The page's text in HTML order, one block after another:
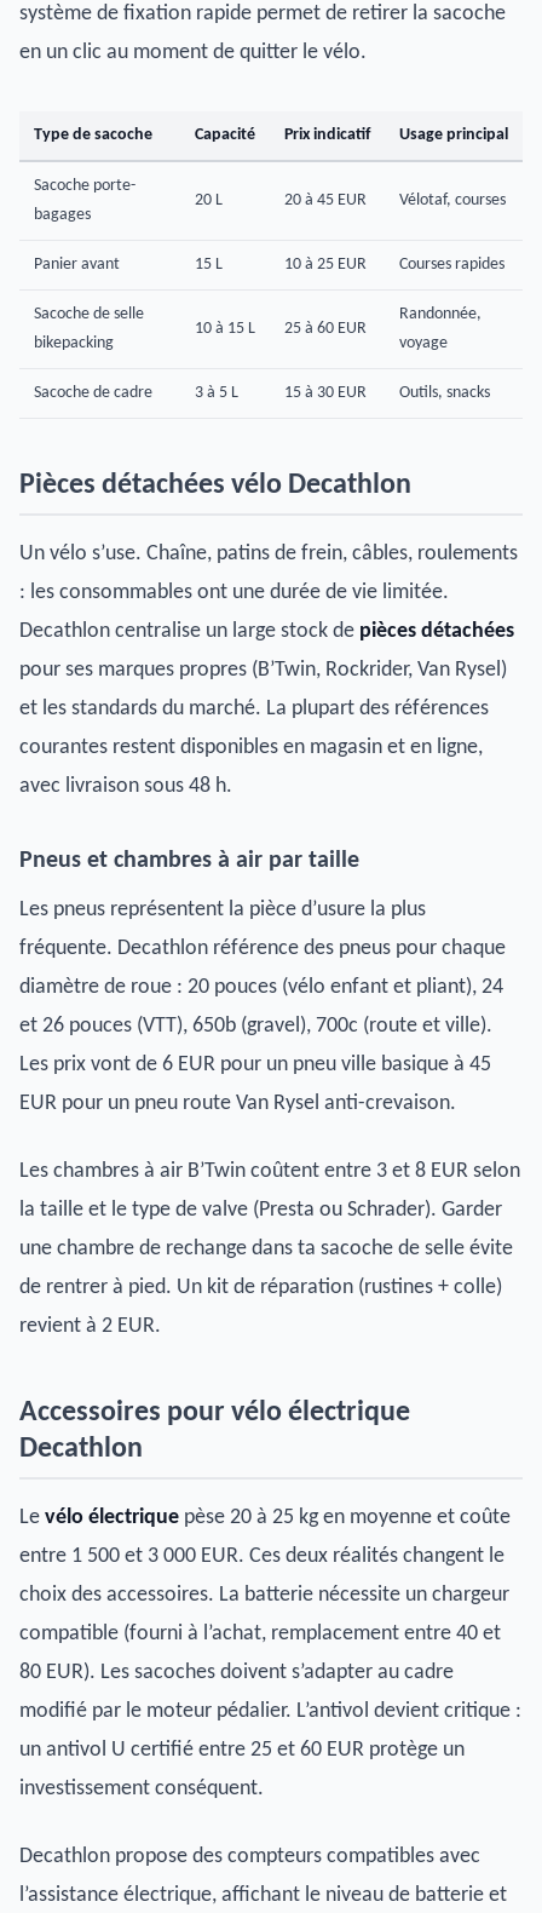
système de fixation rapide permet de retirer la sacoche
en un clic au moment de quitter le vélo.
Type de sacoche Capacité Prix indicatif Usage principal
Sacoche porte-
bagages
20 L 20 à 45 EUR Vélotaf, courses
Panier avant 15 L 10 à 25 EUR Courses rapides
Sacoche de selle
bikepacking
10 à 15 L 25 à 60 EUR
Randonnée,
voyage
Sacoche de cadre 3 à 5 L 15 à 30 EUR Outils, snacks
Pièces détachées vélo Decathlon
Un vélo s’use. Chaîne, patins de frein, câbles, roulements
: les consommables ont une durée de vie limitée.
Decathlon centralise un large stock de pièces détachées
pour ses marques propres (B’Twin, Rockrider, Van Rysel)
et les standards du marché. La plupart des références
courantes restent disponibles en magasin et en ligne,
avec livraison sous 48 h.
Pneus et chambres à air par taille
Les pneus représentent la pièce d’usure la plus
fréquente. Decathlon référence des pneus pour chaque
diamètre de roue : 20 pouces (vélo enfant et pliant), 24
et 26 pouces (VTT), 650b (gravel), 700c (route et ville).
Les prix vont de 6 EUR pour un pneu ville basique à 45
EUR pour un pneu route Van Rysel anti-crevaison.
Les chambres à air B’Twin coûtent entre 3 et 8 EUR selon
la taille et le type de valve (Presta ou Schrader). Garder
une chambre de rechange dans ta sacoche de selle évite
de rentrer à pied. Un kit de réparation (rustines + colle)
revient à 2 EUR.
Accessoires pour vélo électrique
Decathlon
Le vélo électrique pèse 20 à 25 kg en moyenne et coûte
entre 1 500 et 3 000 EUR. Ces deux réalités changent le
choix des accessoires. La batterie nécessite un chargeur
compatible (fourni à l’achat, remplacement entre 40 et
80 EUR). Les sacoches doivent s’adapter au cadre
modifié par le moteur pédalier. L’antivol devient critique :
un antivol U certifié entre 25 et 60 EUR protège un
investissement conséquent.
Decathlon propose des compteurs compatibles avec
l’assistance électrique, affichant le niveau de batterie et